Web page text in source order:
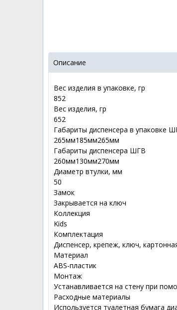
Описание
Вес изделия в упаковке, гр
852
Вес изделия, гр
652
Габариты диспенсера в упаковке
265мм185мм265мм
Габариты диспенсера ШГВ
260мм130мм270мм
Диаметр втулки, мм
50
Замок
Закрывается на ключ
Коллекция
Kids
Комплектация
Диспенсер, крепеж, ключ,
Материал
ABS-пластик
Монтаж
Устанавливается на стену при
Расходные материалы
Используется туалетная бумага